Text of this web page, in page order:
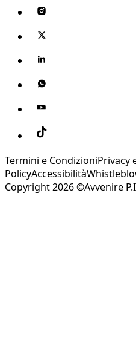
Termini e CondizioniPrivacy
PolicyAccessibilità
Copyright 2026 ©Avvenire